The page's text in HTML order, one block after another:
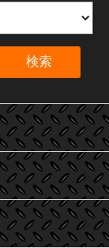
検索